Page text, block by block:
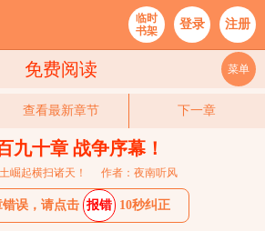
临时
书架
登录 注册
免费阅读 菜单
查看最新章节 下一章
九十章 战争序幕！
崛起横扫诸天！ 作者：夜南听风
误，请点击 报错 10秒纠正